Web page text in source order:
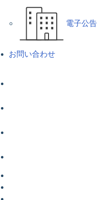
電子公告
お問い合わせ